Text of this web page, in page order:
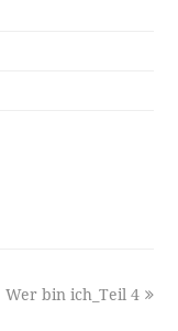
next
Wer bin ich_Teil 4